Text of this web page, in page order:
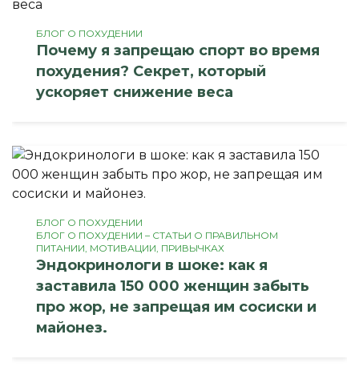
БЛОГ О ПОХУДЕНИИ
Почему я запрещаю спорт во время
похудения? Секрет, который
ускоряет снижение веса
БЛОГ О ПОХУДЕНИИ
БЛОГ О ПОХУДЕНИИ – СТАТЬИ О ПРАВИЛЬНОМ
ПИТАНИИ, МОТИВАЦИИ, ПРИВЫЧКАХ
Эндокринологи в шоке: как я
заставила 150 000 женщин забыть
про жор, не запрещая им сосиски и
майонез.